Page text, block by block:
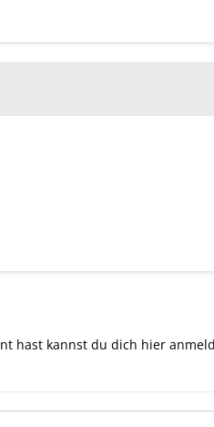
hast kannst du dich hier